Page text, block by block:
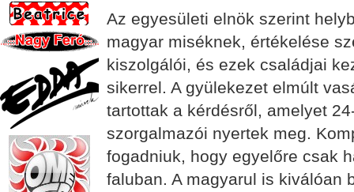
Az egyesületi elnök szerint
magyar miséknek, értékelése
kiszolgálói, és ezek családjai
sikerrel. A gyülekezet elmúlt
tartottak a kérdésről, amelyet
szorgalmazói nyertek meg.
fogadniuk, hogy egyelőre csak
faluban. A magyarul is kiválóan